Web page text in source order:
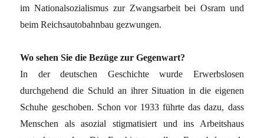
im Nationalsozialismus zur Zwangsarbeit bei Osram und
beim Reichsautobahnbau gezwungen.
Wo sehen Sie die Bezüge zur Gegenwart?
In der deutschen Geschichte wurde Erwerbslosen
durchgehend die Schuld an ihrer Situation in die eigenen
Schuhe geschoben. Schon vor 1933 führte das dazu, dass
Menschen als asozial stigmatisiert und ins Arbeitshaus